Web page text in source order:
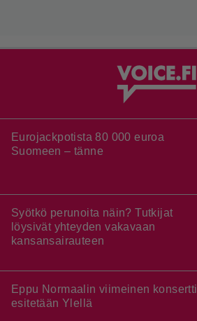
Eurojackpotista 80 000 euroa
Suomeen – tänne
Syötkö perunoita näin? Tutkijat
löysivät yhteyden vakavaan
kansansairauteen
Eppu Normaalin viimeinen konsertti
esitetään Ylellä